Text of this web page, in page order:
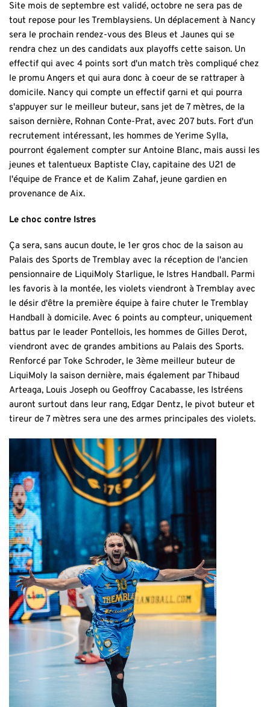
Site mois de septembre est validé, octobre ne sera pas de
tout repose pour les Tremblaysiens. Un déplacement à Nancy
sera le prochain rendez-vous des Bleus et Jaunes qui se
rendra chez un des candidats aux playoffs cette saison. Un
effectif qui avec 4 points sort d'un match très compliqué chez
le promu Angers et qui aura donc à coeur de se rattraper à
domicile. Nancy qui compte un effectif garni et qui pourra
s'appuyer sur le meilleur buteur, sans jet de 7 mètres, de la
saison dernière, Rohnan Conte-Prat, avec 207 buts. Fort d'un
recrutement intéressant, les hommes de Yerime Sylla,
pourront également compter sur Antoine Blanc, mais aussi les
jeunes et talentueux Baptiste Clay, capitaine des U21 de
l'équipe de France et de Kalim Zahaf, jeune gardien en
provenance de Aix.
Le choc contre Istres
Ça sera, sans aucun doute, le 1er gros choc de la saison au
Palais des Sports de Tremblay avec la réception de l'ancien
pensionnaire de LiquiMoly Starligue, le Istres Handball. Parmi
les favoris à la montée, les violets viendront à Tremblay avec
le désir d'être la première équipe à faire chuter le Tremblay
Handball à domicile. Avec 6 points au compteur, uniquement
battus par le leader Pontellois, les hommes de Gilles Derot,
viendront avec de grandes ambitions au Palais des Sports.
Renforcé par Toke Schroder, le 3ème meilleur buteur de
LiquiMoly la saison dernière, mais également par Thibaud
Arteaga, Louis Joseph ou Geoffroy Cacabasse, les Istréens
auront surtout dans leur rang, Edgar Dentz, le pivot buteur et
tireur de 7 mètres sera une des armes principales des violets.